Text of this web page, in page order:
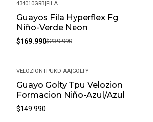
-29%
434010GRB|FILA
Guayos Fila Hyperflex Fg
Niño-Verde Neon
$169.990$239.990
VELOZIONTPUKD-AA|GOLTY
Guayo Golty Tpu Velozion
Formacion Niño-Azul/Azul
$149.990